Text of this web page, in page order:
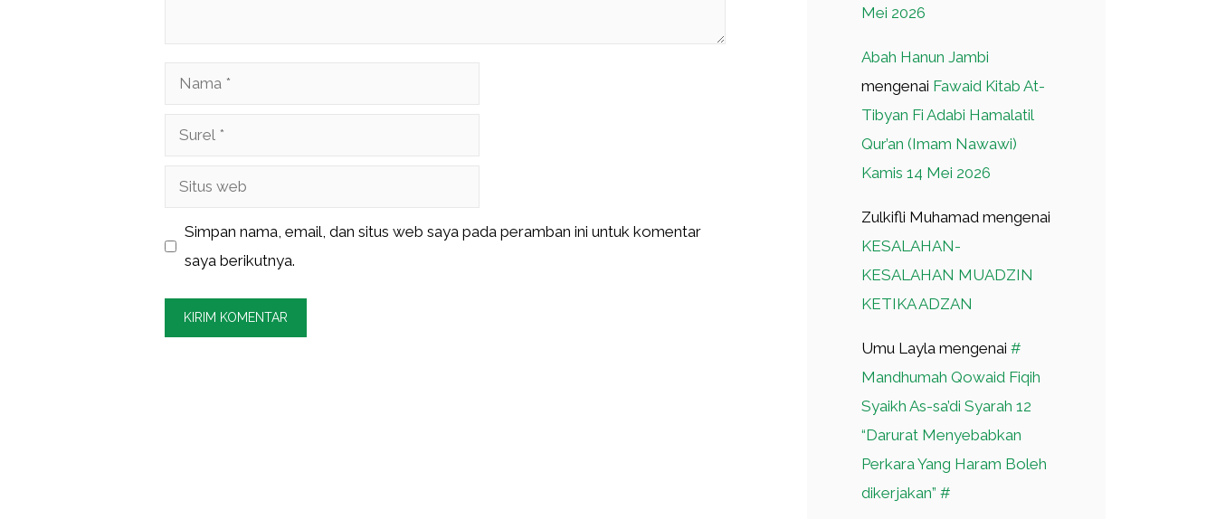
Nama
Surel
Situs
Simpan nama, email, dan situs web saya pada peramban ini untuk komentar
saya berikutnya.
Mei 2026
Abah Hanun Jambi
mengenai Fawaid Kitab At-
Tibyan Fi Adabi Hamalatil
Qur’an (Imam Nawawi)
Kamis 14 Mei 2026
Zulkifli Muhamad mengenai
KESALAHAN-
KESALAHAN MUADZIN
KETIKA ADZAN
Umu Layla mengenai #
Mandhumah Qowaid Fiqih
Syaikh As-sa’di Syarah 12
“Darurat Menyebabkan
Perkara Yang Haram Boleh
dikerjakan” #